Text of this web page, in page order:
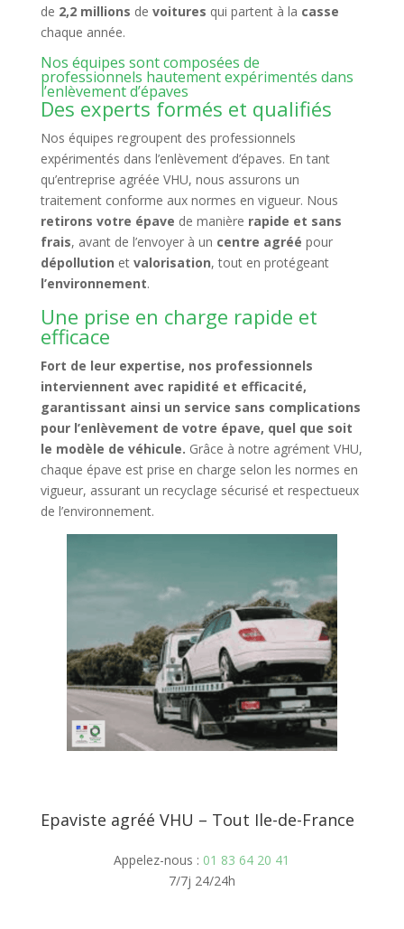
de 2,2 millions de voitures qui partent à la casse
chaque année.
Nos équipes sont composées de
professionnels hautement expérimentés dans
l’enlèvement d’épaves
Des experts formés et qualifiés
Nos équipes regroupent des professionnels
expérimentés dans l’enlèvement d’épaves. En tant
qu’entreprise agréée VHU, nous assurons un
traitement conforme aux normes en vigueur. Nous
retirons votre épave de manière rapide et sans
frais, avant de l’envoyer à un centre agréé pour
dépollution et valorisation, tout en protégeant
l’environnement.
Une prise en charge rapide et
efficace
Fort de leur expertise, nos professionnels
interviennent avec rapidité et efficacité,
garantissant ainsi un service sans complications
pour l’enlèvement de votre épave, quel que soit
le modèle de véhicule. Grâce à notre agrément VHU,
chaque épave est prise en charge selon les normes en
vigueur, assurant un recyclage sécurisé et respectueux
de l’environnement.
Epaviste agréé VHU – Tout Ile-de-France
Appelez-nous : 01 83 64 20 41
7/7j 24/24h